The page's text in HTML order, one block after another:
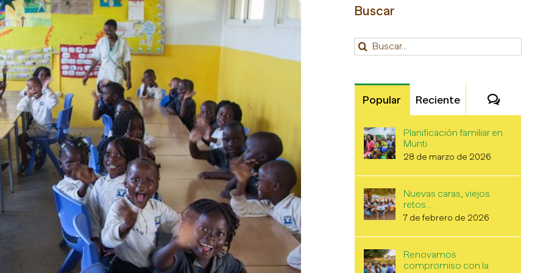
Buscar
Buscar:
Popular Reciente
Planificación familiar en
Munti
28 de marzo de 2026
Nuevas caras, viejos
retos…
7 de febrero de 2026
Renovamos
compromiso con la